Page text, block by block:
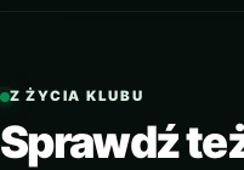
Z ŻYCIA KLUBU
Sprawdź